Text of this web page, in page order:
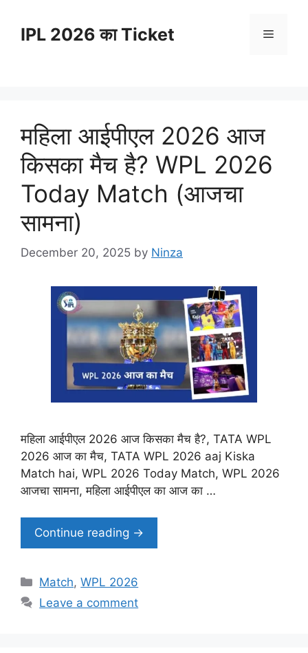
contentIPL 2026 का Ticket Menu
महिला आईपीएल 2026 आज
किसका मैच है? WPL 2026
Today Match (आजचा
सामना)
December 20, 2025 by Ninza
महिला आईपीएल 2026 आज किसका मैच है?, TATA WPL
2026 आज का मैच, TATA WPL 2026 aaj Kiska
Match hai, WPL 2026 Today Match, WPL 2026
आजचा सामना, महिला आईपीएल का आज का …
Continue reading →
Categories
Match,WPL 2026
Leave a comment